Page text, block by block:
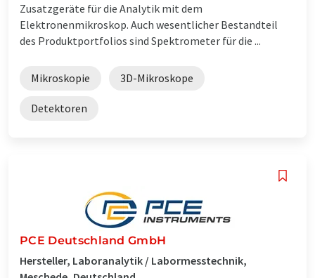
Zusatzgeräte für die Analytik mit dem
Elektronenmikroskop. Auch wesentlicher Bestandteil
des Produktportfolios sind Spektrometer für die ...
Mikroskopie 3D-Mikroskope
Detektoren
PCE Deutschland GmbH
Hersteller, Laboranalytik / Labormesstechnik,